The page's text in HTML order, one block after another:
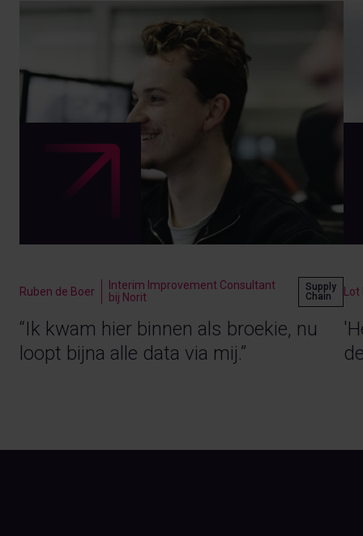
Ruben de Boer
Interim Improvement Consultant
bij Norit
Supply
Chain
“Ik kwam hier binnen als broekie, nu
loopt bijna alle data via mij.”